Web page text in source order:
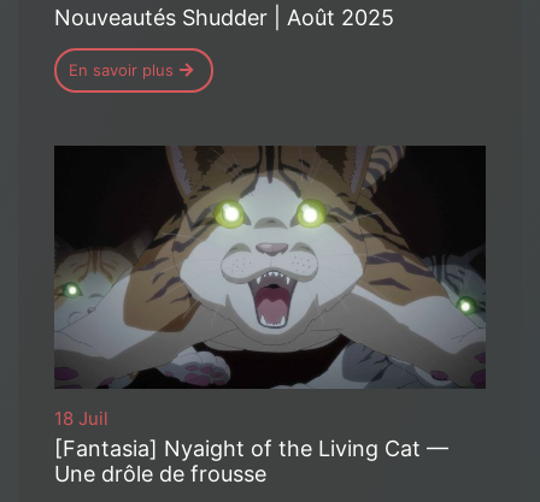
Nouveautés Shudder | Août 2025
En savoir plus
18 Juil
[Fantasia] Nyaight of the Living Cat —
Une drôle de frousse